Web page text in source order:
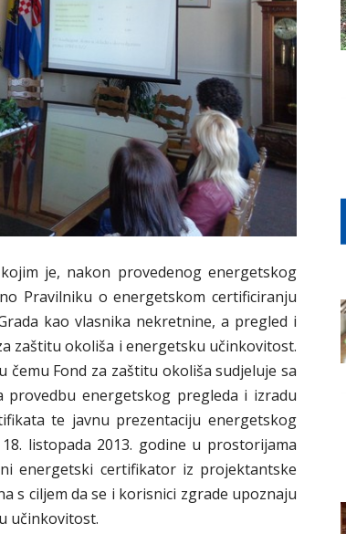
je, nakon provedenog energetskog
Pravilniku o energetskom certificiranju
kao vlasnika nekretnine, a pregled i
zaštitu okoliša i energetsku učinkovitost.
Fond za zaštitu okoliša sudjeluje sa
provedbu energetskog pregleda i izradu
te javnu prezentaciju energetskog
listopada 2013. godine u prostorijama
energetski certifikator iz projektantske
s ciljem da se i korisnici zgrade upoznaju
učinkovitost.